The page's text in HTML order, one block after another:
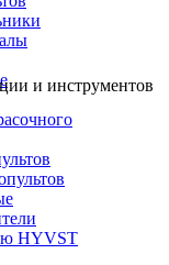
HYVST
и инструментов